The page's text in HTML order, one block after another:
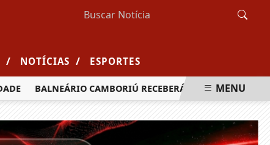
/ NOTÍCIAS / ESPORTES
BALNEÁRIO CAMBORIÚ RECEBERÁ MAIS DE 120 MENU